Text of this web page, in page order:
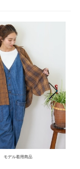
モデル着用商品